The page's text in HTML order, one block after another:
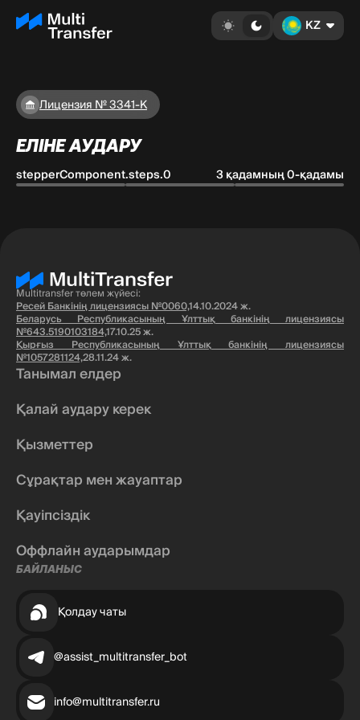
KZ
Лицензия № 3341-К
ЕЛІНЕ АУДАРУ
stepperComponent.steps.0 3 қадамның 0-қадамы
Multitransfer төлем жүйесі:
Ресей Банкінің лицензиясы №0060,14.10.2024 ж.
Беларусь Республикасының Ұлттық банкінің лицензиясы
№643.5190103184,17.10.25 ж.
Қырғыз Республикасының Ұлттық банкінің лицензиясы
№1057281124,28.11.24 ж.
Танымал елдер
Қалай аудару керек
Қызметтер
Сұрақтар мен жауаптар
Қауіпсіздік
Оффлайн аударымдар
БАЙЛАНЫС
Қолдау чаты
@assist_multitransfer_bot
info@multitransfer.ru